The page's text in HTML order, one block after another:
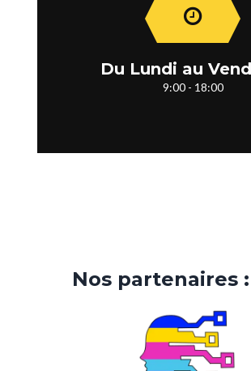
Du Lundi au
9:00 - 18:00
Nos partenaires :